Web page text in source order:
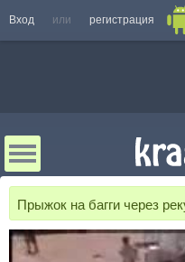
Вход или регистрация
Прыжок на багги через